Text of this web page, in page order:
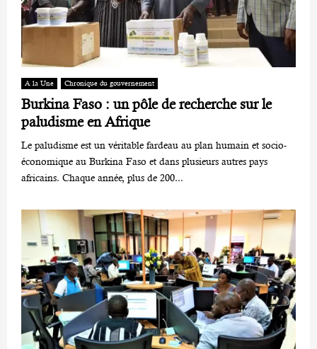
A la Une Chronique du gouvernement
Burkina Faso : un pôle de recherche sur le
paludisme en Afrique
Le paludisme est un véritable fardeau au plan humain et socio-
économique au Burkina Faso et dans plusieurs autres pays
africains. Chaque année, plus de 200...